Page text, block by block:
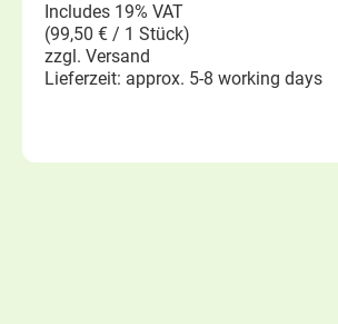
Includes 19% VAT
(99,50 € / 1 Stück)
zzgl. Versand
Lieferzeit: approx. 5-8 working days